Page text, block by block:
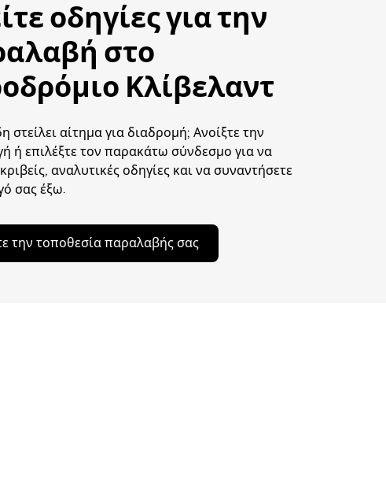
οδηγίες για την
στο
Κλίβελαντ
στείλει αίτημα για διαδρομή; Ανοίξτε την
ή επιλέξτε τον παρακάτω σύνδεσμο για να
αναλυτικές οδηγίες και να συναντήσετε
σας έξω.
την τοποθεσία παραλαβής σας